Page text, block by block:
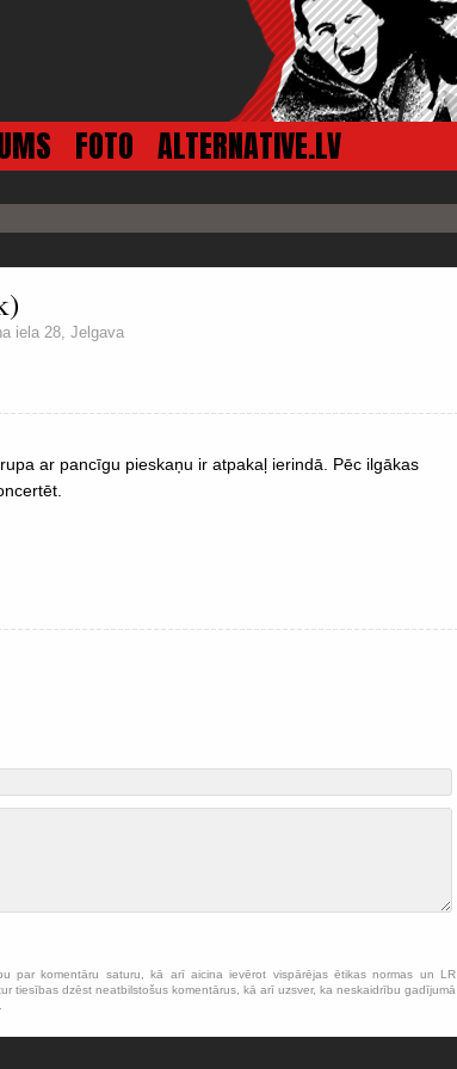
FOTO ALTERNATIVE.LV
iela 28, Jelgava
ar pancīgu pieskaņu ir atpakaļ ierindā. Pēc ilgākas
par komentāru saturu, kā arī aicina ievērot vispārējas ētikas normas un LR
tiesības dzēst neatbilstošus komentārus, kā arī uzsver, ka neskaidrību gadījumā